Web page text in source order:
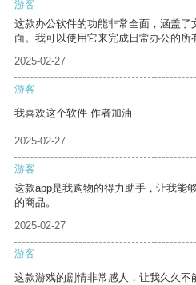
游客
这款办公软件的功能非常全面，涵盖
面。我可以使用它来完成日常办公的所
2025-02-27
游客
我喜欢这个软件 作者加油
2025-02-27
游客
这款app是我购物的得力助手，让我能
的商品。
2025-02-27
游客
这款游戏的剧情非常感人，让我久久不